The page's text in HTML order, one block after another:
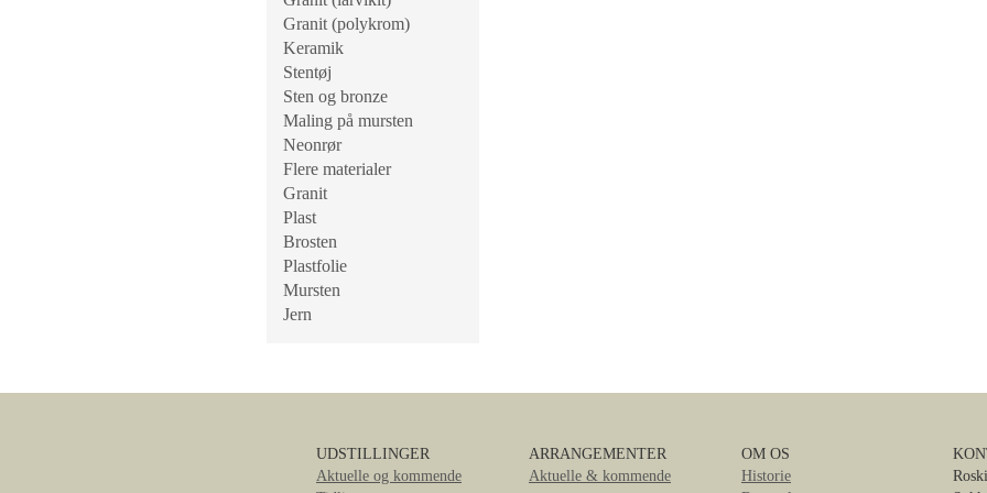
Granit (polykrom)
Keramik
Stentøj
Sten og bronze
Maling på mursten
Neonrør
Flere materialer
Granit
Plast
Brosten
Plastfolie
Mursten
Jern
UDSTILLINGER
Aktuelle og kommende
ARRANGEMENTER
Aktuelle & kommende
OM OS
Historie